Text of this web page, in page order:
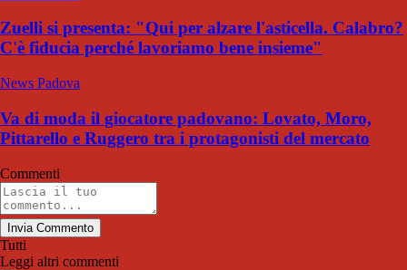
Zuelli si presenta: "Qui per alzare l'asticella. Calabro?
C'è fiducia perché lavoriamo bene insieme"
News Padova
Va di moda il giocatore padovano: Lovato, Moro,
Pittarello e Ruggero tra i protagonisti del mercato
Commenti
Invia Commento
Tutti
Leggi altri commenti